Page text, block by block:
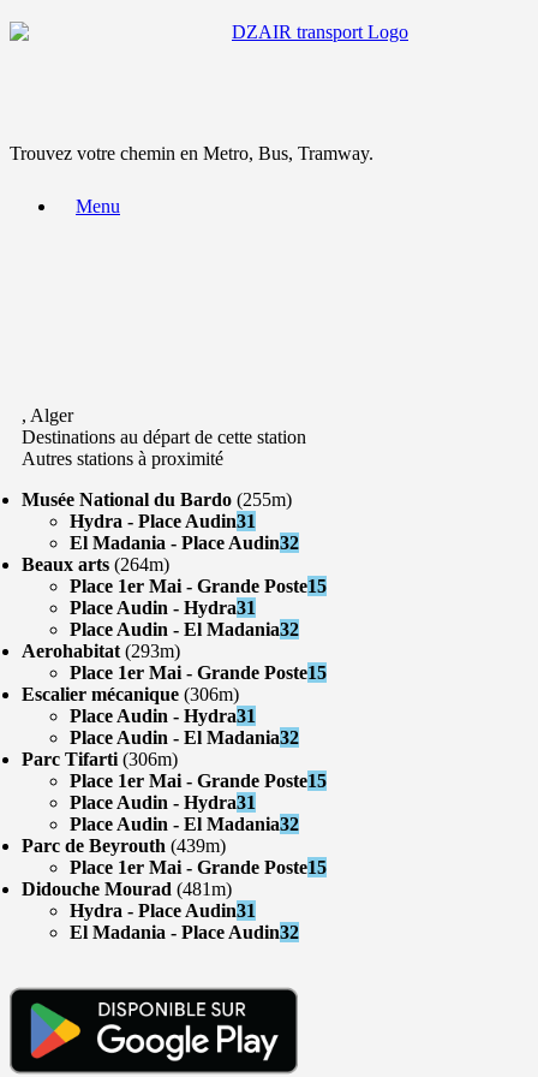
Trouvez votre chemin en Metro, Bus, Tramway.
Menu
, Alger
Destinations au départ de cette station
Autres stations à proximité
Musée National du Bardo (255m)
Hydra - Place Audin31
El Madania - Place Audin32
Beaux arts (264m)
Place 1er Mai - Grande Poste15
Place Audin - Hydra31
Place Audin - El Madania32
Aerohabitat (293m)
Place 1er Mai - Grande Poste15
Escalier mécanique (306m)
Place Audin - Hydra31
Place Audin - El Madania32
Parc Tifarti (306m)
Place 1er Mai - Grande Poste15
Place Audin - Hydra31
Place Audin - El Madania32
Parc de Beyrouth (439m)
Place 1er Mai - Grande Poste15
Didouche Mourad (481m)
Hydra - Place Audin31
El Madania - Place Audin32